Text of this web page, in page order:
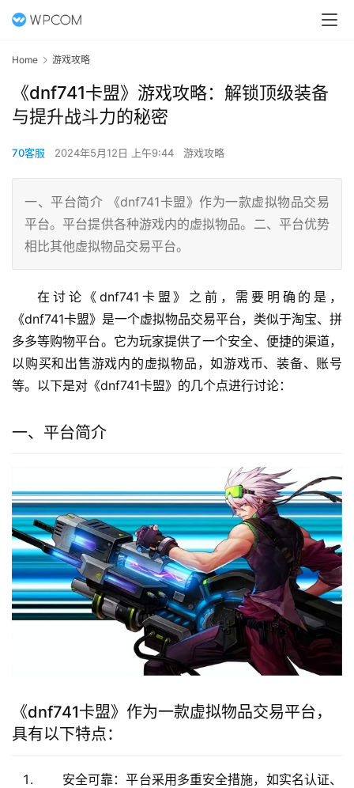
Home 游戏攻略
《dnf741卡盟》游戏攻略：解锁顶级装备
与提升战斗力的秘密
70客服 2024年5月12日 上午9:44 游戏攻略
一、平台简介 《dnf741卡盟》作为一款虚拟物品交易
平台。平台提供各种游戏内的虚拟物品。二、平台优势
相比其他虚拟物品交易平台。
在讨论《dnf741卡盟》之前，需要明确的是，
《dnf741卡盟》是一个虚拟物品交易平台，类似于淘宝、拼
多多等购物平台。它为玩家提供了一个安全、便捷的渠道，
以购买和出售游戏内的虚拟物品，如游戏币、装备、账号
等。以下是对《dnf741卡盟》的几个点进行讨论：
一、平台简介
《dnf741卡盟》作为一款虚拟物品交易平台，
具有以下特点：
安全可靠：平台采用多重安全措施，如实名认证、